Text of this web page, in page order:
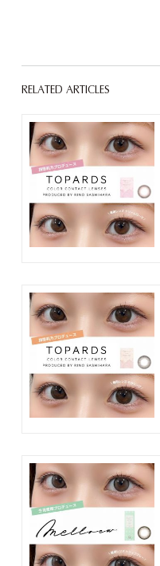
RELATED ARTICLES